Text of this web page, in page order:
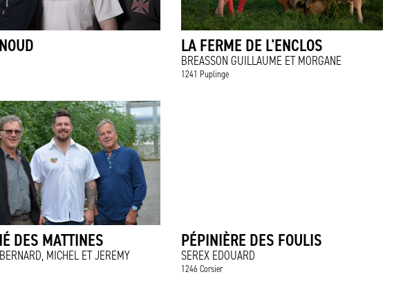
LA FERME DE L'ENCLOS
BREASSON GUILLAUME ET MORGANE
1241 Puplinge
DES MATTINES
MICHEL ET JEREMY
PÉPINIÈRE DES FOULIS
SEREX EDOUARD
1246 Corsier